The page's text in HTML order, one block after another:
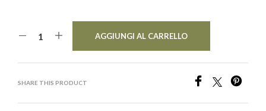
AGGIUNGI AL CARRELLO
SHARE THIS PRODUCT